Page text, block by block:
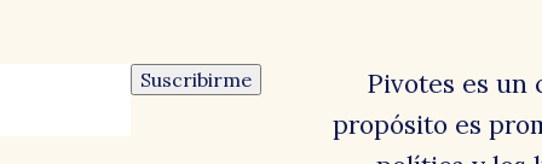
Suscribirme
Pivotes es un
propósito es